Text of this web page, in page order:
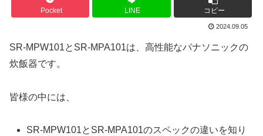
Pocket LINE コピー
2024.09.05
SR-MPW101とSR-MPA101は、高性能なパナソニックの
炊飯器です。
皆様の中には、
SR-MPW101とSR-MPA101のスペックの違いを知り